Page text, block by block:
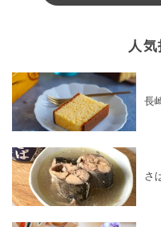
人
長
さ